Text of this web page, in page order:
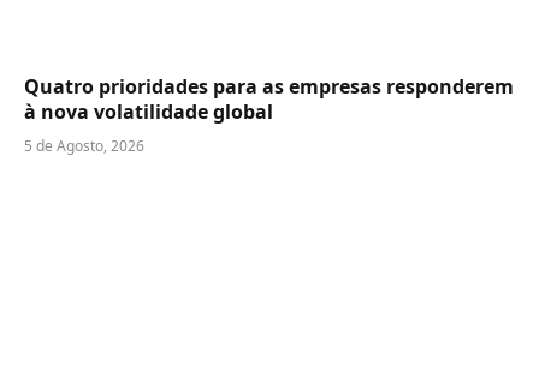
Quatro prioridades para as empresas responderem
à nova volatilidade global
5 de Agosto, 2026